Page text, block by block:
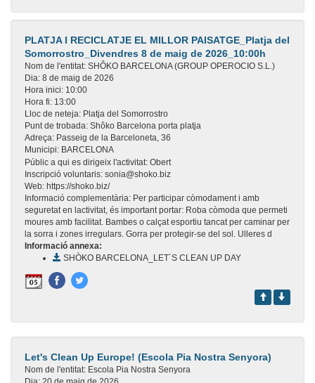
PLATJA I RECICLATJE EL MILLOR PAISATGE_Platja del
Somorrostro_Divendres 8 de maig de 2026_10:00h
Nom de l'entitat: SHÔKO BARCELONA (GROUP OPEROCIO S.L.)
Dia: 8 de maig de 2026
Hora inici: 10:00
Hora fi: 13:00
Lloc de neteja: Platja del Somorrostro
Punt de trobada: Shôko Barcelona porta platja
Adreça: Passeig de la Barceloneta, 36
Municipi: BARCELONA
Públic a qui es dirigeix l'activitat: Obert
Inscripció voluntaris: sonia@shoko.biz
Web: https://shoko.biz/
Informació complementària: Per participar còmodament i amb
seguretat en lactivitat, és important portar: Roba còmoda que permeti
moures amb facilitat. Bambes o calçat esportiu tancat per caminar per
la sorra i zones irregulars. Gorra per protegir-se del sol. Ulleres d
Informació annexa:
SHÒKO BARCELONA_LET´S CLEAN UP DAY
Let's Clean Up Europe! (Escola Pia Nostra Senyora)
Nom de l'entitat: Escola Pia Nostra Senyora